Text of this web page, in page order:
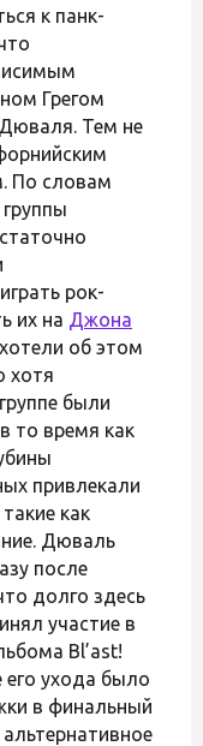
к панк-
Грегом
Тем не
По словам
рок-
их на Джона
об этом
хотя
были
то время как
привлекали
как
Дюваль
после
долго здесь
участие в
Bl’ast!
его ухода было
в финальный